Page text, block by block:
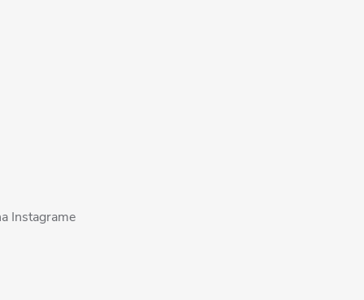
Instagrame